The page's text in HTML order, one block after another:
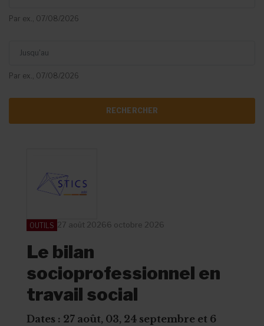
Par ex., 07/08/2026
Par ex., 07/08/2026
OUTILS 27 août 20266 octobre 2026
Le bilan
socioprofessionnel en
travail social
Dates : 27 août, 03, 24 septembre et 6